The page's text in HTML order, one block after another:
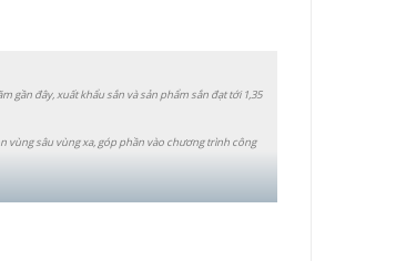
gần đây, xuất khẩu sắn và sản phẩm sắn đạt tới 1,35
vùng sâu vùng xa, góp phần vào chương trình công